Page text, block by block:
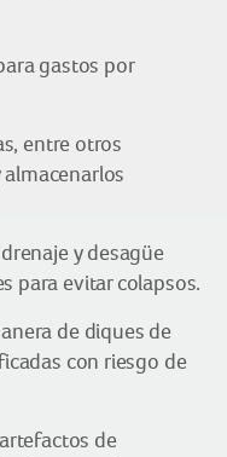
gastos por
entre otros
y desagüe
para evitar colapsos.
de diques de
con riesgo de
de